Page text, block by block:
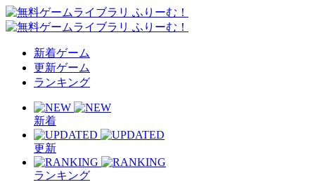
新着ゲーム
更新ゲーム
ランキング
新着
更新
ランキング